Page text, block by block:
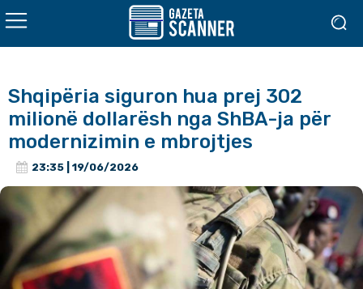
Shqipëria siguron hua prej 302
milionë dollarësh nga ShBA-ja për
modernizimin e mbrojtjes
23:35 | 19/06/2026